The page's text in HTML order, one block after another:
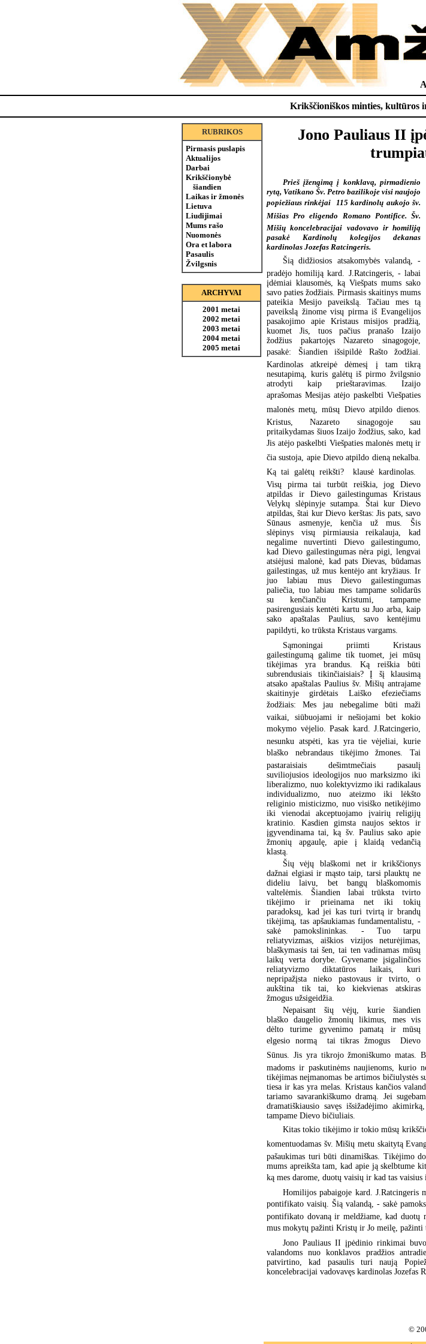
Krikščioniškos minties, kultūros
RUBRIKOS
Pirmasis puslapis
Aktualijos
Darbai
Krikščionybė
šiandien
Laikas ir žmonės
Lietuva
Liudijimai
Mums rašo
Nuomonės
Ora et labora
Pasaulis
Žvilgsnis
ARCHYVAI
2001 metai
2002 metai
2003 metai
2004 metai
2005 metai
Jono Pauliaus II
Prieš įžengimą į konklavą, pirmadienio
rytą, Vatikano Šv. Petro bazilikoje visi naujojo
popiežiaus rinkėjai  115 kardinolų aukojo šv.
Mišias Pro eligendo Romano Pontifice. Šv.
Mišių koncelebracijai vadovavo ir homiliją
pasakė Kardinolų kolegijos dekanas
kardinolas Jozefas Ratcingeris.
Šią didžiosios atsakomybės valandą, -
pradėjo homiliją kard. J.Ratcingeris, - labai
įdėmiai klausomės, ką Viešpats mums sako
savo paties žodžiais. Pirmasis skaitinys mums
pateikia Mesijo paveikslą. Tačiau mes tą
paveikslą žinome visų pirma iš Evangelijos
pasakojimo apie Kristaus misijos pradžią,
kuomet Jis, tuos pačius pranašo Izaijo
žodžius pakartojęs Nazareto sinagogoje,
pasakė: Šiandien išsipildė Rašto žodžiai.
Kardinolas atkreipė dėmesį į tam tikrą
nesutapimą, kuris galėtų iš pirmo žvilgsnio
atrodyti kaip prieštaravimas. Izaijo
aprašomas Mesijas atėjo paskelbti Viešpaties
malonės metų, mūsų Dievo atpildo dienos.
Kristus, Nazareto sinagogoje sau
pritaikydamas šiuos Izaijo žodžius, sako, kad
Jis atėjo paskelbti Viešpaties malonės metų ir
čia sustoja, apie Dievo atpildo dieną nekalba.
Ką tai galėtų reikšti?  klausė kardinolas. 
Visų pirma tai turbūt reiškia, jog Dievo
atpildas ir Dievo gailestingumas Kristaus
Velykų slėpinyje sutampa. Štai kur Dievo
atpildas, štai kur Dievo kerštas: Jis pats, savo
Sūnaus asmenyje, kenčia už mus. Šis
slėpinys visų pirmiausia reikalauja, kad
negalime nuvertinti Dievo gailestingumo,
kad Dievo gailestingumas nėra pigi, lengvai
atsiėjusi malonė, kad pats Dievas, būdamas
gailestingas, už mus kentėjo ant kryžiaus. Ir
juo labiau mus Dievo gailestingumas
paliečia, tuo labiau mes tampame solidarūs
su kenčiančiu Kristumi, tampame
pasirengusiais kentėti kartu su Juo arba, kaip
sako apaštalas Paulius, savo kentėjimu
papildyti, ko trūksta Kristaus vargams.
Sąmoningai priimti Kristaus
gailestingumą galime tik tuomet, jei mūsų
tikėjimas yra brandus. Ką reiškia būti
subrendusiais tikinčiaisiais? Į šį klausimą
atsako apaštalas Paulius šv. Mišių antrajame
skaitinyje girdėtais Laiško efeziečiams
žodžiais: Mes jau nebegalime būti maži
vaikai, siūbuojami ir nešiojami bet kokio
mokymo vėjelio. Pasak kard. J.Ratcingerio,
nesunku atspėti, kas yra tie vėjeliai, kurie
blaško nebrandaus tikėjimo žmones. Tai
pastaraisiais dešimtmečiais pasaulį
suviliojusios ideologijos nuo marksizmo iki
liberalizmo, nuo kolektyvizmo iki radikalaus
individualizmo, nuo ateizmo iki lėkšto
religinio misticizmo, nuo visiško netikėjimo
iki vienodai akceptuojamo įvairių religijų
kratinio. Kasdien gimsta naujos sektos ir
įgyvendinama tai, ką šv. Paulius sako apie
žmonių apgaulę, apie į klaidą vedančią
klastą.
Šių vėjų blaškomi net ir krikščionys
dažnai elgiasi ir mąsto taip, tarsi plauktų ne
dideliu laivu, bet bangų blaškomomis
valtelėmis. Šiandien labai trūksta tvirto
tikėjimo ir prieinama net iki tokių
paradoksų, kad jei kas turi tvirtą ir brandų
tikėjimą, tas apšaukiamas fundamentalistu, -
sakė pamokslininkas. - Tuo tarpu
reliatyvizmas, aiškios vizijos neturėjimas,
blaškymasis tai šen, tai ten vadinamas mūsų
laikų verta dorybe. Gyvename įsigalinčios
reliatyvizmo diktatūros laikais, kuri
nepripažįsta nieko pastovaus ir tvirto, o
aukština tik tai, ko kiekvienas atskiras
žmogus užsigeidžia.
Nepaisant šių vėjų, kurie šiandien
blaško daugelio žmonių likimus, mes vis
dėlto turime gyvenimo pamatą ir mūsų
elgesio normą  tai tikras žmogus  Dievo
Sūnus. Jis yra tikrojo žmoniškumo matas.
madoms ir paskutinėms naujienoms, kurio
tikėjimas neįmanomas be artimos bičiulystės
tiesa ir kas yra melas. Kristaus kančios
tariamo savarankiškumo dramą. Jei
dramatiškiausio savęs išsižadėjimo
tampame Dievo bičiuliais.
Kitas tokio tikėjimo ir tokio mūsų
komentuodamas šv. Mišių metu skaitytą
pašaukimas turi būti dinamiškas. Tikėjimo
mums apreikšta tam, kad apie ją skelbtume
ką mes darome, duotų vaisių ir kad tas vaisius
Homilijos pabaigoje kard. J.Ratcingeris
pontifikato vaisių. Šią valandą, - sakė
pontifikato dovaną ir meldžiame, kad duotų
mus mokytų pažinti Kristų ir Jo meilę, pažinti
Jono Pauliaus II įpėdinio rinkimai
valandoms nuo konklavos pradžios
patvirtino, kad pasaulis turi naują
koncelebracijai vadovavęs kardinolas Jozefas
©